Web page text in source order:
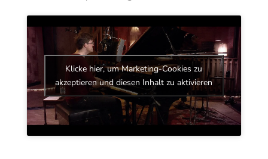
Klicke hier, um Marketing-Cookies zu
akzeptieren und diesen Inhalt zu aktivieren